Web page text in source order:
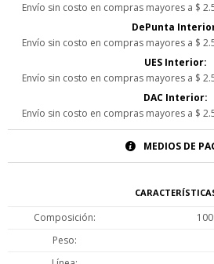
Envío sin costo en compras mayores a $
DePunta
Envío sin costo en compras mayores a $
UES Interior:
Envío sin costo en compras mayores a $
DAC Interior:
Envío sin costo en compras mayores a $
MEDIOS DE
Composición
Peso